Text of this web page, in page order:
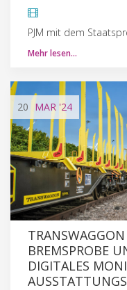
PJM mit dem
Mehr lesen…
20 MAR '24
BREMSPROBE
DIGITALES